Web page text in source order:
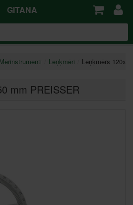
GITANA
Mērinstrumenti Leņķmēri Leņķmērs
mm PREISSER